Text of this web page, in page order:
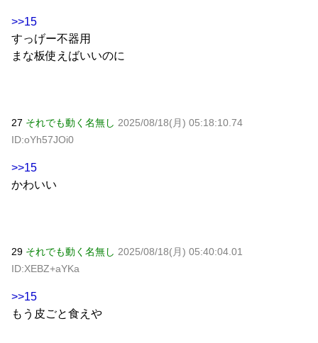
>>15
すっげー不器用
まな板使えばいいのに
27 それでも動く名無し 2025/08/18(月) 05:18:10.74
ID:oYh57JOi0
>>15
かわいい
29 それでも動く名無し 2025/08/18(月) 05:40:04.01
ID:XEBZ+aYKa
>>15
もう皮ごと食えや